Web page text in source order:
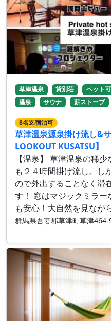
草津温泉 貸別荘 ペット可
温泉
サウナ 薪ストーブ
8名迄宿泊可
草津温泉源泉掛け流し&
LOOKOUT KUSATSU】
【温泉】 草津温泉の稀
も２４時間掛け流し。し
ので外出することなく滞
す！ 窓はマジックミラ
も安心！大自然を見なが
群馬県吾妻郡草津町草津464-